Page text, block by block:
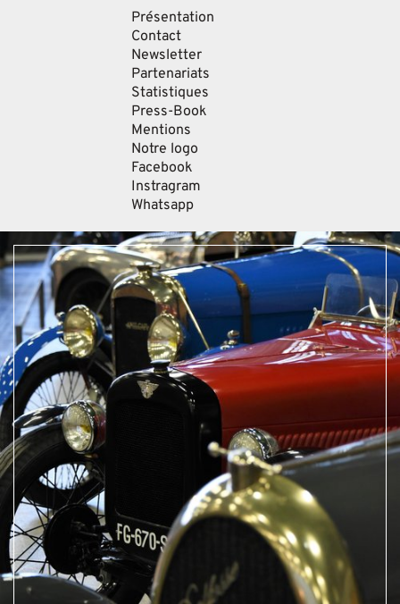
Présentation
Contact
Newsletter
Partenariats
Statistiques
Press-Book
Mentions
Notre logo
Facebook
Instragram
Whatsapp